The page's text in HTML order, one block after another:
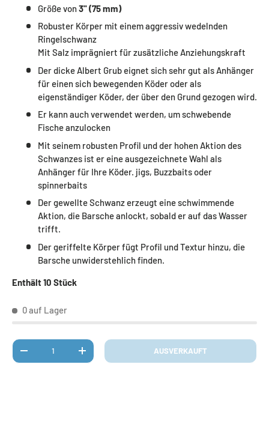
Größe von3'' (75 mm)
Robuster Körper mit einem aggressiv wedelnden
Ringelschwanz
Mit Salz imprägniert für zusätzliche Anziehungskraft
Der dicke Albert Grub eignet sich sehr gut als Anhänger
für einen sich bewegenden Köder oder als
eigenständiger Köder, der über den Grund gezogen wird.
Er kann auch verwendet werden, um schwebende
Fische anzulocken
Mit seinem robusten Profil und der hohen Aktion des
Schwanzes ist er eine ausgezeichnete Wahl als
Anhänger für Ihre Köder. jigs, Buzzbaits oder
spinnerbaits
Der gewellte Schwanz erzeugt eine schwimmende
Aktion, die Barsche anlockt, sobald er auf das Wasser
trifft.
Der geriffelte Körper fügt Profil und Textur hinzu, die
Barsche unwiderstehlich finden.
Enthält 10 Stück
0 auf Lager
Anzahl
MENGE VERRINGERNMENGE ERHÖHEN AUSVERKAUFT